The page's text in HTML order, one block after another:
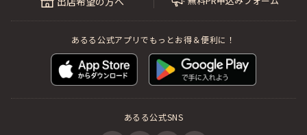
あるる公式アプリでもっとお得＆便利に！
あるる公式SNS